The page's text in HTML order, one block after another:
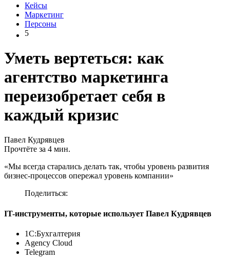
Кейсы
Маркетинг
Персоны
5
Уметь вертеться: как
агентство маркетинга
переизобретает себя в
каждый кризис
Павел Кудрявцев
Прочтёте за 4 мин.
«Мы всегда старались делать так, чтобы уровень развития
бизнес-процессов опережал уровень компании»
Поделиться:
IT-инструменты, которые использует Павел Кудрявцев
1С:Бухгалтерия
Agency Cloud
Telegram